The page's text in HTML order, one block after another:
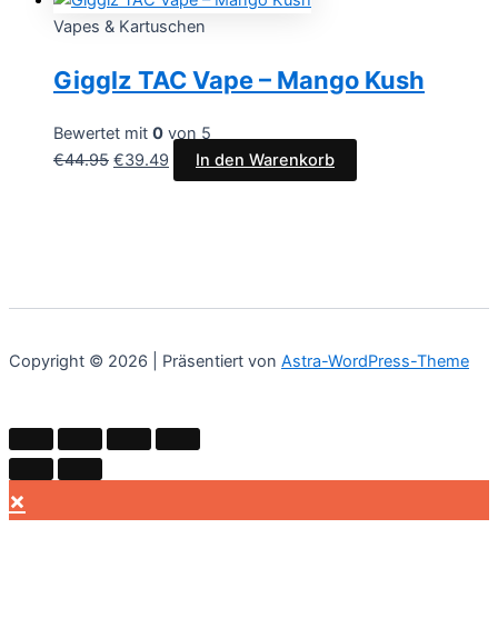
Vapes & Kartuschen
Gigglz TAC Vape – Mango Kush
Bewertet mit 0 von 5
€44.95 €39.49 In den Warenkorb
Copyright © 2026 | Präsentiert von Astra-WordPress-Theme
×